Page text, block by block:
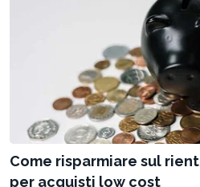
Come risparmiare sul
per acquisti low cost